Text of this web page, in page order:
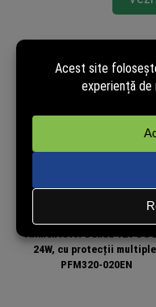
Produse similare
24W, cu protecții
PFM320-020EN